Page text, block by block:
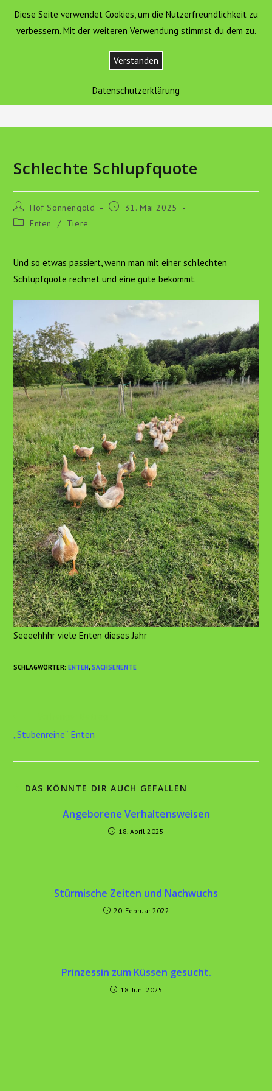
springen
Hof Sonnengold MENÜ
Schlechte Schlupfquote
Schlechte Schlupfquote
Beitrags-
Autor:
Hof Sonnengold
Beitrag31. Mai 2025
Beitrags-
Enten / Tiere
Und so etwas passiert, wenn man mit einer schlechten
Schlupfquote rechnet und eine gute bekommt.
Seeeehhhr viele Enten dieses Jahr
SCHLAGWÖRTER:ENTEN, SACHSENENTE
ansehen
„Stubenreine“ Enten
DAS KÖNNTE DIR AUCH GEFALLEN
Angeborene Verhaltensweisen
18. April 2025
Stürmische Zeiten und Nachwuchs
20. Februar 2022
Prinzessin zum Küssen gesucht.
18. Juni 2025
Diese Seite verwendet Cookies, um die Nutzerfreundlichkeit zu
verbessern. Mit der weiteren Verwendung stimmst du dem zu.
Verstanden
Datenschutzerklärung